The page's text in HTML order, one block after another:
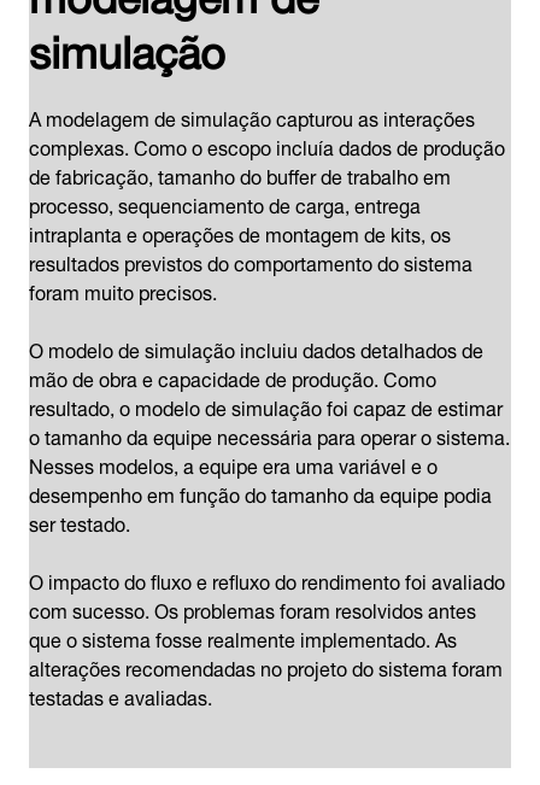
simulação
A modelagem de simulação capturou as interações
complexas. Como o escopo incluía dados de produção
de fabricação, tamanho do buffer de trabalho em
processo, sequenciamento de carga, entrega
intraplanta e operações de montagem de kits, os
resultados previstos do comportamento do sistema
foram muito precisos.
O modelo de simulação incluiu dados detalhados de
mão de obra e capacidade de produção. Como
resultado, o modelo de simulação foi capaz de estimar
o tamanho da equipe necessária para operar o sistema.
Nesses modelos, a equipe era uma variável e o
desempenho em função do tamanho da equipe podia
ser testado.
O impacto do fluxo e refluxo do rendimento foi avaliado
com sucesso. Os problemas foram resolvidos antes
que o sistema fosse realmente implementado. As
alterações recomendadas no projeto do sistema foram
testadas e avaliadas.